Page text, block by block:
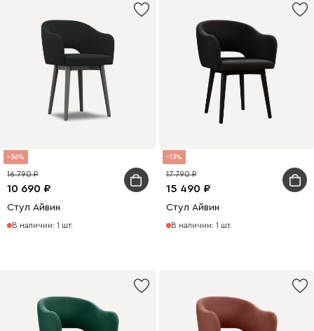
36
10 690
16 790
Стул Айвин
В наличии: 1 шт.
13
15 490
17 790
Стул Айвин
В наличии: 1 шт.